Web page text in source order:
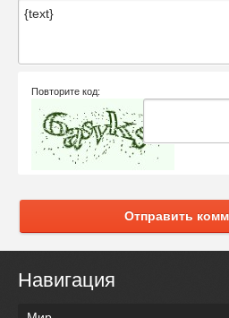
Повторите код:
Отправить
Навигация